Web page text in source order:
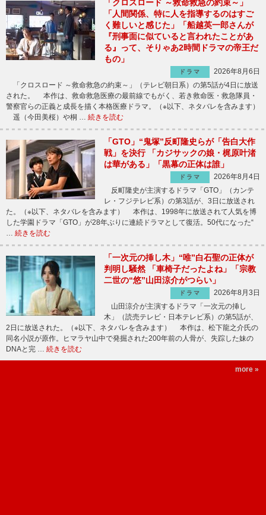
「クロスロード ～救命救急の約束～」
「人間関係、特に人を指導するのはすご
く難しいと感じた」「船越英一郎さんが
『刑事面に似ていると言われたことがあ
る』って、そりゃあ2時間ドラマの帝王だ
もの」
ドラマ
2026年8月6日
「クロスロード ～救命救急の約束～」（テレビ朝日系）の第5話が4日に放送
された。 本作は、救命救急医療の最前線でもがく、若き救命医・救急隊員・
警察官らの正義と成長を描く本格医療ドラマ。（※以下、ネタバレを含みます）
遥（今田美桜）や桐 … 続きを読む
「GTO」“鬼塚”反町隆史らが「告白大作
戦」を決行 「カジサックの娘・梶原叶渚
は華がある」「黒幕の正体は誰」
ドラマ
2026年8月4日
反町隆史が主演するドラマ「GTO」（カンテ
レ・フジテレビ系）の第3話が、3日に放送され
た。（※以下、ネタバレを含みます） 本作は、1998年に放送されて人気を博
した学園ドラマ「GTO」が28年ぶりに連続ドラマとして復活。50代になった“
… 続きを読む
「一次元の挿し木」“唯”白石聖の正体が
判明し騒然 「車椅子だったよね」「宗教
二世の“悠”山田涼介がつらい」
ドラマ
2026年8月3日
山田涼介が主演するドラマ「一次元の挿し
木」（読売テレビ・日本テレビ系）の第5話が、
2日に放送された。（※以下、ネタバレを含みます） 本作は、松下龍之介氏の
同名小説が原作。ヒマラヤ山中で発掘された200年前の人骨が、失踪した妹の
DNAと完 … 続きを読む
more »